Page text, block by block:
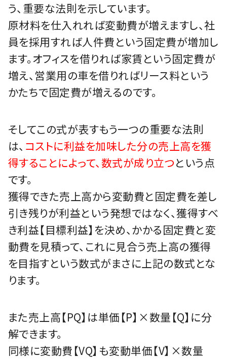
う、重要な法則を示しています。
原材料を仕入れれば変動費が増えますし、社
員を採用すれば人件費という固定費が増加し
ます。オフィスを借りれば家賃という固定費が
増え、営業用の車を借りればリース料という
かたちで固定費が増えるのです。
そしてこの式が表すもう一つの重要な法則
は、 コストに利益を加味した分の売上高を獲
得することによって、数式が成り立つという点
です。
獲得できた売上高から変動費と固定費を差し
引き残りが利益という発想ではなく、獲得すべ
き利益【目標利益】を決め、かかる固定費と変
動費を見積って、これに見合う売上高の獲得
を目指すという数式がまさに上記の数式とな
ります。
また売上高【PQ】は単価【P】×数量【Q】に分
解できます。
同様に変動費【VQ】も変動単価【V】×数量